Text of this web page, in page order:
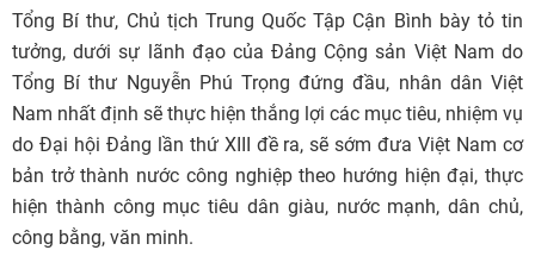
Tổng Bí thư, Chủ tịch Trung Quốc Tập Cận Bình bày tỏ tin
tưởng, dưới sự lãnh đạo của Đảng Cộng sản Việt Nam do
Tổng Bí thư Nguyễn Phú Trọng đứng đầu, nhân dân Việt
Nam nhất định sẽ thực hiện thắng lợi các mục tiêu, nhiệm vụ
do Đại hội Đảng lần thứ XIII đề ra, sẽ sớm đưa Việt Nam cơ
bản trở thành nước công nghiệp theo hướng hiện đại, thực
hiện thành công mục tiêu dân giàu, nước mạnh, dân chủ,
công bằng, văn minh.